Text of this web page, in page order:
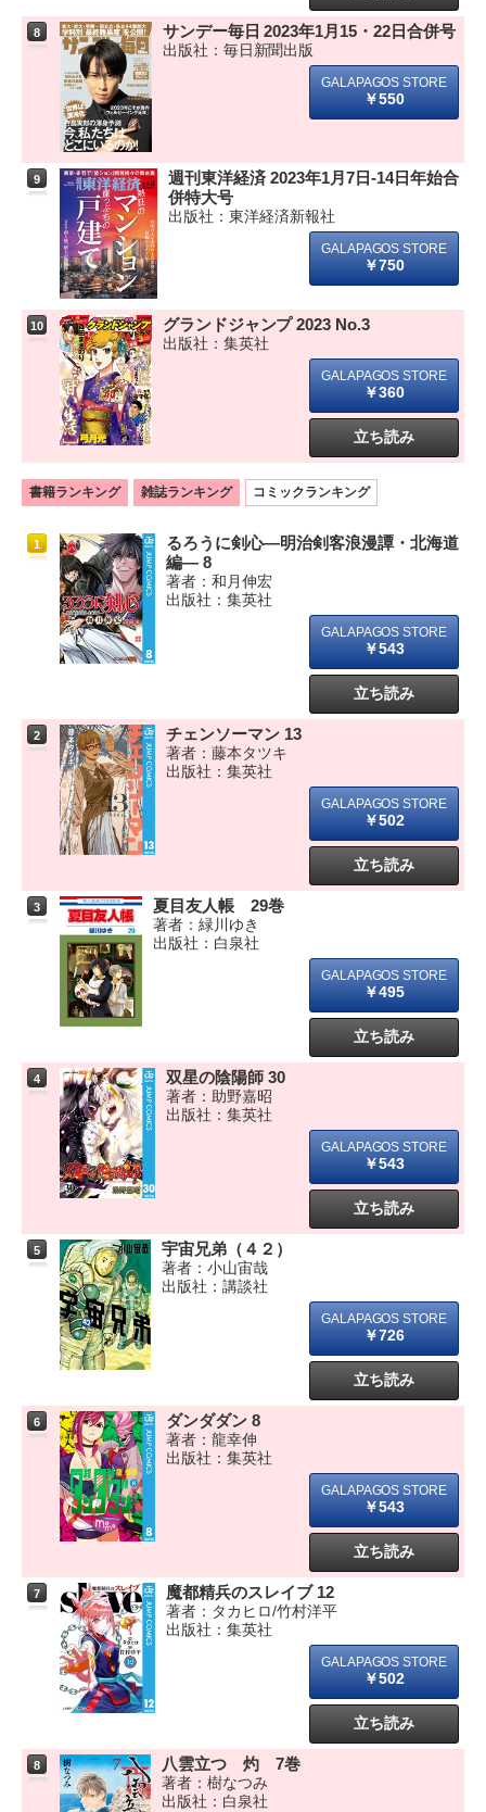
8 サンデー毎日 2023年1月15・22日合併号
出版社：毎日新聞出版
￥550
9
週刊東洋経済 2023年1月7日-14日年始合
併特大号
出版社：東洋経済新報社
￥750
10 グランドジャンプ 2023 No.3
出版社：集英社
￥360
立ち読み
書籍ランキング 雑誌ランキング コミックランキング
1
るろうに剣心―明治剣客浪漫譚・北海道
編― 8
著者：和月伸宏
出版社：集英社
￥543
立ち読み
2 チェンソーマン 13
著者：藤本タツキ
出版社：集英社
￥502
立ち読み
3 夏目友人帳 29巻
著者：緑川ゆき
出版社：白泉社
￥495
立ち読み
4 双星の陰陽師 30
著者：助野嘉昭
出版社：集英社
￥543
立ち読み
5 宇宙兄弟（４２）
著者：小山宙哉
出版社：講談社
￥726
立ち読み
6 ダンダダン 8
著者：龍幸伸
出版社：集英社
￥543
立ち読み
7 魔都精兵のスレイブ 12
著者：タカヒロ/竹村洋平
出版社：集英社
￥502
立ち読み
8 八雲立つ 灼 7巻
著者：樹なつみ
出版社：白泉社